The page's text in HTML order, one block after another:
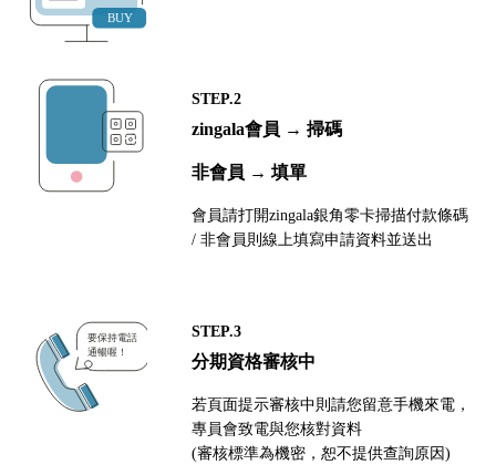
STEP.2
zingala會員 → 掃碼
非會員 → 填單
會員請打開zingala銀角零卡掃描付款條碼
/ 非會員則線上填寫申請資料並送出
STEP.3
分期資格審核中
若頁面提示審核中則請您留意手機來電，
專員會致電與您核對資料
(審核標準為機密，恕不提供查詢原因)